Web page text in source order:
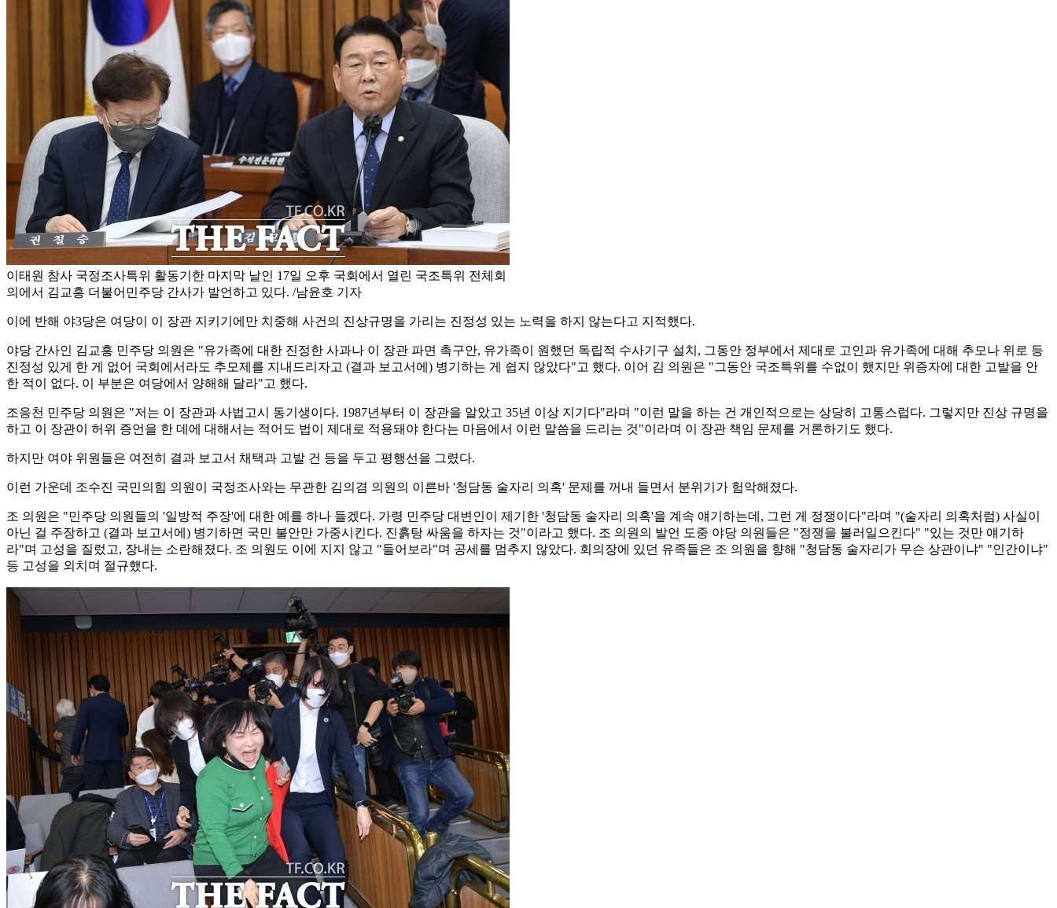
이태원 참사 국정조사특위 활동기한 마지막 날인 17일 오후 국회에서 열린 국조특위 전체회
의에서 김교흥 더불어민주당 간사가 발언하고 있다. /남윤호 기자
이에 반해 야3당은 여당이 이 장관 지키기에만 치중해 사건의 진상규명을 가리는 진정성 있는 노력을 하지 않는다고 지적했다.
야당 간사인 김교흥 민주당 의원은 "유가족에 대한 진정한 사과나 이 장관 파면 촉구안, 유가족이 원했던 독립적 수사기구 설치, 그동안 정부에서 제대로 고인과 유가족에 대해 추모나 위로 등
진정성 있게 한 게 없어 국회에서라도 추모제를 지내드리자고 (결과 보고서에) 병기하는 게 쉽지 않았다"고 했다. 이어 김 의원은 "그동안 국조특위를 수없이 했지만 위증자에 대한 고발을 안
한 적이 없다. 이 부분은 여당에서 양해해 달라"고 했다.
조응천 민주당 의원은 "저는 이 장관과 사법고시 동기생이다. 1987년부터 이 장관을 알았고 35년 이상 지기다"라며 "이런 말을 하는 건 개인적으로는 상당히 고통스럽다. 그렇지만 진상 규명을
하고 이 장관이 허위 증언을 한 데에 대해서는 적어도 법이 제대로 적용돼야 한다는 마음에서 이런 말씀을 드리는 것"이라며 이 장관 책임 문제를 거론하기도 했다.
하지만 여야 위원들은 여전히 결과 보고서 채택과 고발 건 등을 두고 평행선을 그렸다.
이런 가운데 조수진 국민의힘 의원이 국정조사와는 무관한 김의겸 의원의 이른바 '청담동 술자리 의혹' 문제를 꺼내 들면서 분위기가 험악해졌다.
조 의원은 "민주당 의원들의 '일방적 주장'에 대한 예를 하나 들겠다. 가령 민주당 대변인이 제기한 '청담동 술자리 의혹'을 계속 얘기하는데, 그런 게 정쟁이다"라며 "(술자리 의혹처럼) 사실이
아닌 걸 주장하고 (결과 보고서에) 병기하면 국민 불안만 가중시킨다. 진흙탕 싸움을 하자는 것"이라고 했다. 조 의원의 발언 도중 야당 의원들은 "정쟁을 불러일으킨다" "있는 것만 얘기하
라"며 고성을 질렀고, 장내는 소란해졌다. 조 의원도 이에 지지 않고 "들어보라"며 공세를 멈추지 않았다. 회의장에 있던 유족들은 조 의원을 향해 "청담동 술자리가 무슨 상관이냐" "인간이냐"
등 고성을 외치며 절규했다.